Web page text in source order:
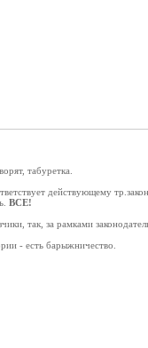
табуретка.
действующему
ВСЕ!
так, за рамками
- есть барыжничество.